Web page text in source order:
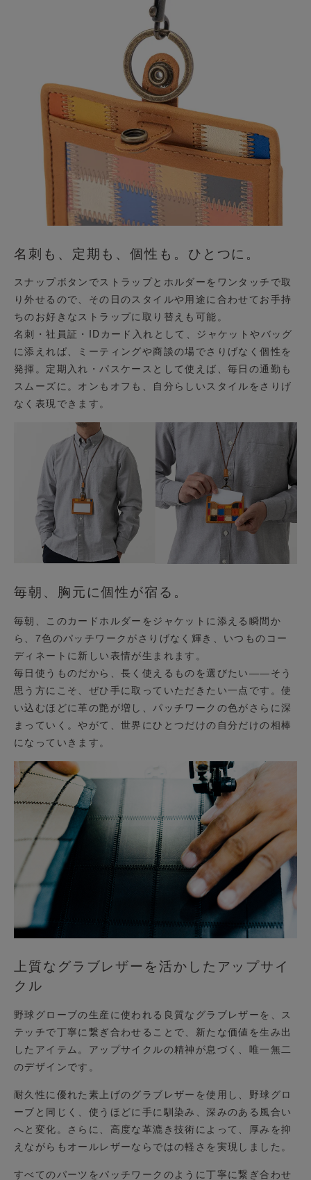
名刺も、定期も、個性も。ひとつに。
スナップボタンでストラップとホルダーをワンタッチで取
り外せるので、その日のスタイルや用途に合わせてお手持
ちのお好きなストラップに取り替えも可能。
名刺・社員証・IDカード入れとして、ジャケットやバッグ
に添えれば、ミーティングや商談の場でさりげなく個性を
発揮。定期入れ・パスケースとして使えば、毎日の通勤も
スムーズに。オンもオフも、自分らしいスタイルをさりげ
なく表現できます。
毎朝、胸元に個性が宿る。
毎朝、このカードホルダーをジャケットに添える瞬間か
ら、7色のパッチワークがさりげなく輝き、いつものコー
ディネートに新しい表情が生まれます。
毎日使うものだから、長く使えるものを選びたい——そう
思う方にこそ、ぜひ手に取っていただきたい一点です。使
い込むほどに革の艶が増し、パッチワークの色がさらに深
まっていく。やがて、世界にひとつだけの自分だけの相棒
になっていきます。
上質なグラブレザーを活かしたアップサイ
クル
野球グローブの生産に使われる良質なグラブレザーを、ス
テッチで丁寧に繋ぎ合わせることで、新たな価値を生み出
したアイテム。アップサイクルの精神が息づく、唯一無二
のデザインです。
耐久性に優れた素上げのグラブレザーを使用し、野球グロ
ーブと同じく、使うほどに手に馴染み、深みのある風合い
へと変化。さらに、高度な革漉き技術によって、厚みを抑
えながらもオールレザーならではの軽さを実現しました。
すべてのパーツをパッチワークのように丁寧に繋ぎ合わせ